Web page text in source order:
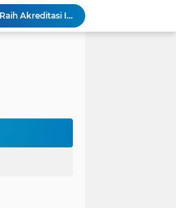
International Guest Lecturer Jadi Langkah FEB Uhamka Raih Akreditasi Internasional
Kemenag, Komdigi, dan Canva Bersinergi Perkuat Literasi Digital di Pendidikan Keagamaan
Rektor Uhamka Minta Dekan Baru Perkuat Akreditasi, SDM, dan Pengembangan FK